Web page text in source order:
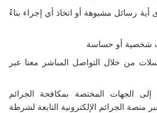
أية رسائل مشبوهة أو اتخاذ أي إجراء بناءً
شخصية أو حساسة
من خلال التواصل المباشر معنا عبر
إلى الجهات المختصة بمكافحة الجرائم
منصة الجرائم الإلكترونية التابعة لشرطة